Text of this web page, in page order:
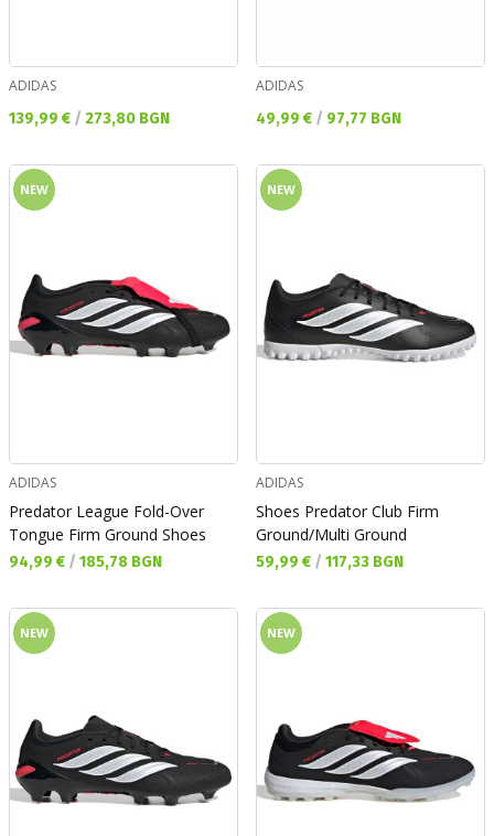
ADIDAS
Текуща цена:
139,99 € / 273,80 BGN
ADIDAS
Текуща цена:
49,99 € / 97,77 BGN
NEW
ADIDAS
Predator League Fold-Over
Tongue Firm Ground Shoes
Текуща цена:
94,99 € / 185,78 BGN
NEW
ADIDAS
Shoes Predator Club Firm
Ground/Multi Ground
Текуща цена:
59,99 € / 117,33 BGN
NEW NEW